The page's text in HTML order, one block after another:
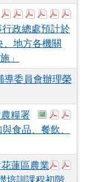
於彈跳視窗觀
於彈跳視窗
於彈跳視
於彈跳
於彈
政總處預計於
地方各機關
」
導委員會辦理榮
於彈跳
於彈
糧署
食品、餐飲、
於彈
蓮區農業